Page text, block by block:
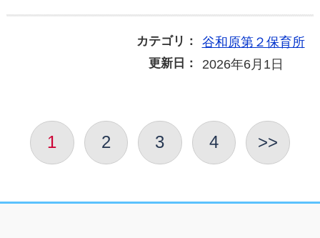
カテゴリ： 谷和原第２保育所
更新日： 2026年6月1日
1 2 3 4 >>